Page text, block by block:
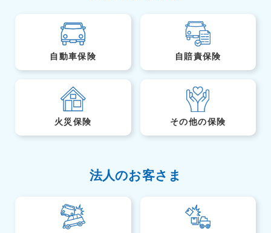
自動車保険 自賠責保険
火災保険 その他の保険
法人のお客さま